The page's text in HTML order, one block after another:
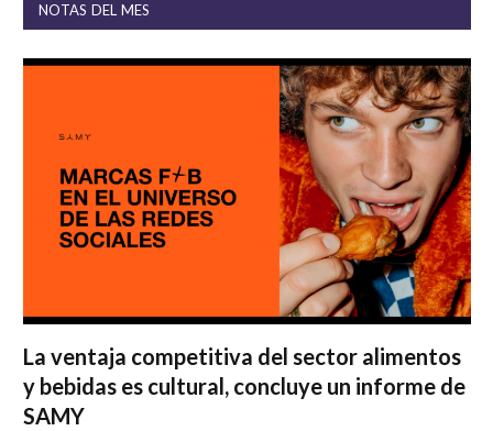
NOTAS DEL MES
La ventaja competitiva del sector alimentos
y bebidas es cultural, concluye un informe de
SAMY